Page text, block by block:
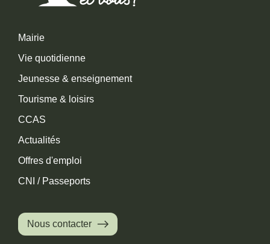
Mairie
Vie quotidienne
Jeunesse & enseignement
Tourisme & loisirs
CCAS
Actualités
Offres d'emploi
CNI / Passeports
Nous contacter